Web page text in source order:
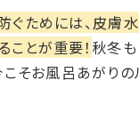
ぐためには、皮膚
ことが重要！ 秋冬も
こそお風呂あがり